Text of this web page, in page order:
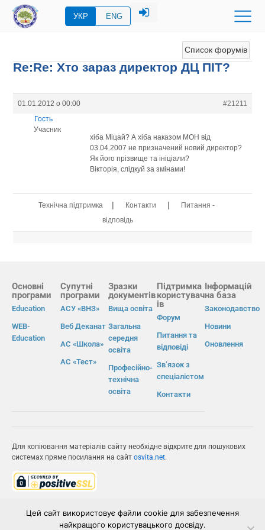
УКР ENG
Список форумів
Re:Re: Хто зараз директор ДЦ ПІТ?
01.01.2012 о 00:00
#21211
Гость
Учасник
хіба Міцай? А хіба наказом МОН від
03.04.2007 не призначений новий директор?
Як його прізвище та ініціали?
Вікторія, слідкуй за змінами!
Технічна підтримка | Контакти |
Питання -
відповідь
Основні
програми
Education
WEB-
Education
Супутні
програми
АСУ «ВНЗ»
Веб Деканат
АС «Школа»
АС «Тест»
Зразки
документів
Вища освіта
Загальна
середня
освіта
Професійно-
технічна
освіта
Підтримка
користувач
ів
Форум
Питання та
відповіді
Зв’язок з
спеціалістом
Контакти
Інформацій
на база
Законодавство
Новини
Оновлення
Для копіювання матеріалів сайту необхідне відкрите для пошукових
системах пряме посилання на сайт osvita.net.
Цей сайт використовує файли cookie для забезпечення
найкращого користувацького досвіду.